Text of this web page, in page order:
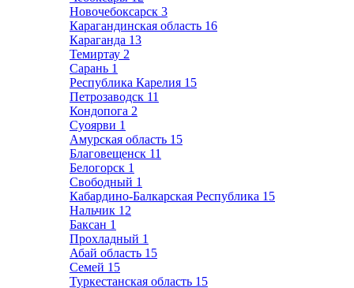
Новочебоксарск 3
Карагандинская область 16
Караганда 13
Темиртау 2
Сарань 1
Республика Карелия 15
Петрозаводск 11
Кондопога 2
Суоярви 1
Амурская область 15
Благовещенск 11
Белогорск 1
Свободный 1
Кабардино-Балкарская Республика 15
Нальчик 12
Баксан 1
Прохладный 1
Абай область 15
Семей 15
Туркестанская область 15